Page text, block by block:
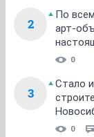
2
По
арт-
0
3
Стало
0